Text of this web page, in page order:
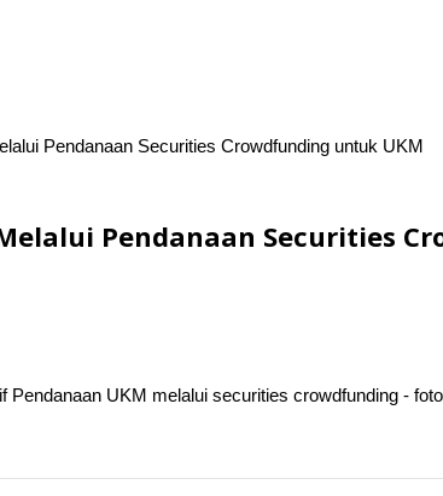
Pendanaan Securities Crowdfunding untuk UKM
Pendanaan Securities
UKM melalui securities crowdfunding -